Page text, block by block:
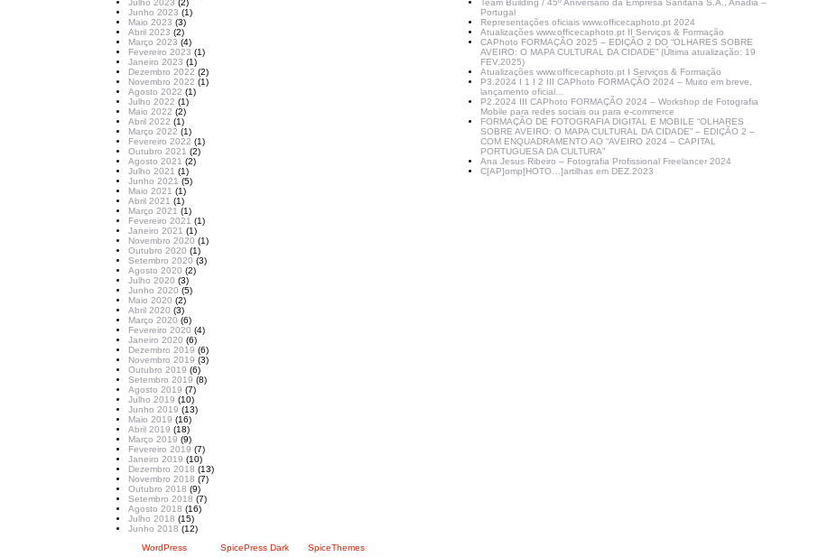
Julho 2023 (2)
Junho 2023 (1)
Maio 2023 (3)
Abril 2023 (2)
Março 2023 (4)
Fevereiro 2023 (1)
Janeiro 2023 (1)
Dezembro 2022 (2)
Novembro 2022 (1)
Agosto 2022 (1)
Julho 2022 (1)
Maio 2022 (2)
Abril 2022 (1)
Março 2022 (1)
Fevereiro 2022 (1)
Outubro 2021 (2)
Agosto 2021 (2)
Julho 2021 (1)
Junho 2021 (5)
Maio 2021 (1)
Abril 2021 (1)
Março 2021 (1)
Fevereiro 2021 (1)
Janeiro 2021 (1)
Novembro 2020 (1)
Outubro 2020 (1)
Setembro 2020 (3)
Agosto 2020 (2)
Julho 2020 (3)
Junho 2020 (5)
Maio 2020 (2)
Abril 2020 (3)
Março 2020 (6)
Fevereiro 2020 (4)
Janeiro 2020 (6)
Dezembro 2019 (6)
Novembro 2019 (3)
Outubro 2019 (6)
Setembro 2019 (8)
Agosto 2019 (7)
Julho 2019 (10)
Junho 2019 (13)
Maio 2019 (16)
Abril 2019 (18)
Março 2019 (9)
Fevereiro 2019 (7)
Janeiro 2019 (10)
Dezembro 2018 (13)
Novembro 2018 (7)
Outubro 2018 (9)
Setembro 2018 (7)
Agosto 2018 (16)
Julho 2018 (15)
Junho 2018 (12)
Team Building / 45º Aniversário da Empresa Sanitana S.A., Anadia –
Portugal
Representações oficiais www.officecaphoto.pt 2024
Atualizações www.officecaphoto.pt II Serviços & Formação
CAPhoto FORMAÇÃO 2025 – EDIÇÃO 2 DO “OLHARES SOBRE
AVEIRO: O MAPA CULTURAL DA CIDADE” (Última atualização: 19
FEV.2025)
Atualizações www.officecaphoto.pt I Serviços & Formação
P3.2024 I 1 I 2 III CAPhoto FORMAÇÃO 2024 – Muito em breve,
lançamento oficial…
P2.2024 III CAPhoto FORMAÇÃO 2024 – Workshop de Fotografia
Mobile para redes sociais ou para e-commerce
FORMAÇÃO DE FOTOGRAFIA DIGITAL E MOBILE “OLHARES
SOBRE AVEIRO: O MAPA CULTURAL DA CIDADE” – EDIÇÃO 2 –
COM ENQUADRAMENTO AO “AVEIRO 2024 – CAPITAL
PORTUGUESA DA CULTURA”
Ana Jesus Ribeiro – Fotografia Profissional Freelancer 2024
C[AP]omp[HOTO…]artilhas em DEZ.2023
WordPress SpicePress Dark SpiceThemes